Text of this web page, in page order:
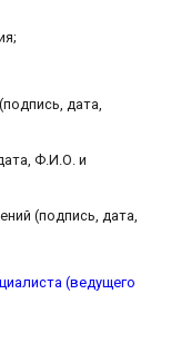
дата,
Ф.И.О. и
(подпись, дата,
(ведущего